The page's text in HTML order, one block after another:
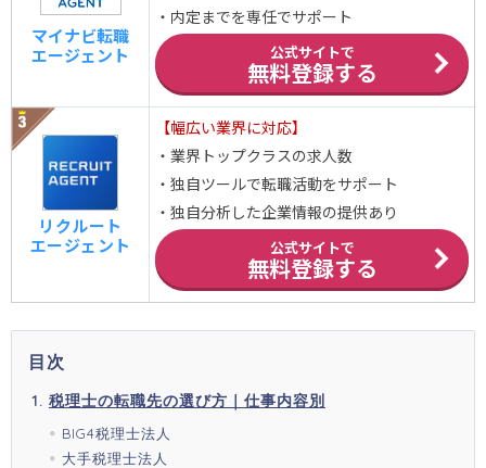
マイナビ転職
エージェント
・内定までを専任でサポート
公式サイトで
無料登録する
リクルート
エージェント
【幅広い業界に対応】
・業界トップクラスの求人数
・独自ツールで転職活動をサポート
・独自分析した企業情報の提供あり
公式サイトで
無料登録する
目次
税理士の転職先の選び方｜仕事内容別
BIG4税理士法人
大手税理士法人